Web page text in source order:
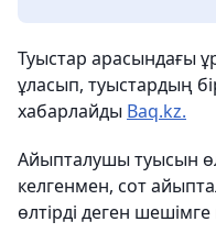
Туыстар арасындағы
ұласып, туыстардың
хабарлайды Baq.kz.
Айыпталушы туысын
келгенмен, сот
өлтірді деген шешімге